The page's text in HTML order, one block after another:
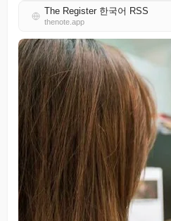
The Register 한국어 RSS
thenote.app